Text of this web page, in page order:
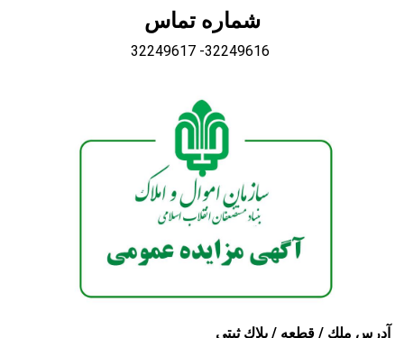
شماره تماس
32249617 -32249616
آدرس ملك / قطعه / پلاك ثبتي
Share on WhatsApp
Copy url